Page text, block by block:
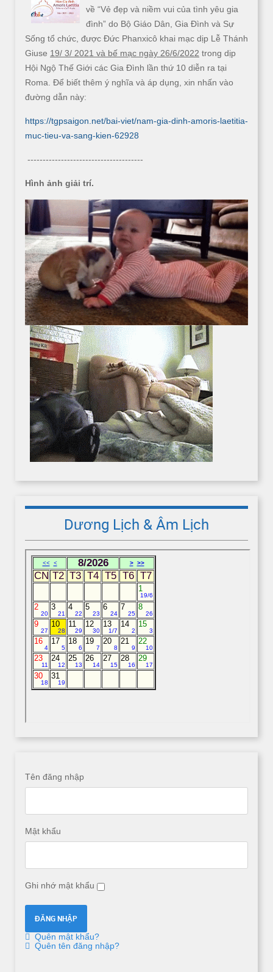
về “Vẻ đẹp và niềm vui của tình yêu gia
đình” do Bộ Giáo Dân, Gia Đình và Sự
Sống tổ chức, được Đức Phanxicô khai mạc dịp Lễ Thánh
Giuse 19/ 3/ 2021 và bế mạc ngày 26/6/2022 trong dịp
Hội Ngộ Thế Giới các Gia Đình lần thứ 10 diễn ra tại
Roma. Để biết thêm ý nghĩa và áp dụng, xin nhấn vào
đường dẫn này:
https://tgpsaigon.net/bai-viet/nam-gia-dinh-amoris-laetitia-
muc-tieu-va-sang-kien-62928
--------------------------------------
Hình ảnh giải trí.
Dương Lịch & Âm Lịch
Tên đăng nhập
Mật khẩu
Ghi nhớ mật khẩu
Quên mật khẩu?
Quên tên đăng nhập?